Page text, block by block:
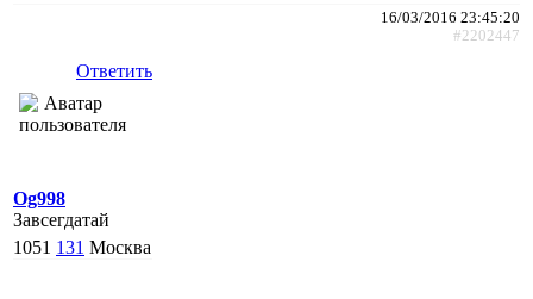
16/03/2016 23:45:20
#2202447
Ответить
Og998
Завсегдатай
1051 131 Москва